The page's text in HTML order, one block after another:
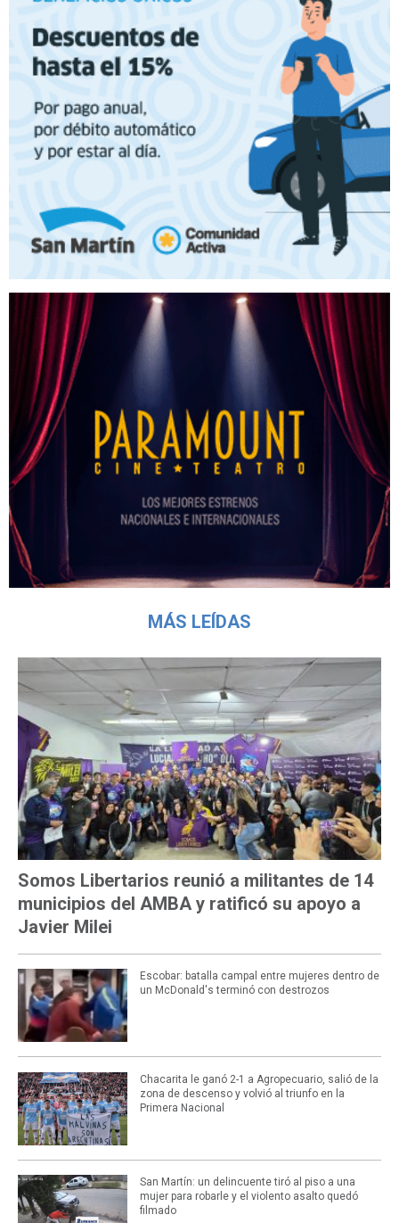
MÁS LEÍDAS
Somos Libertarios reunió a militantes de 14
municipios del AMBA y ratificó su apoyo a
Javier Milei
Escobar: batalla campal entre mujeres dentro de
un McDonald's terminó con destrozos
Chacarita le ganó 2-1 a Agropecuario, salió de la
zona de descenso y volvió al triunfo en la
Primera Nacional
San Martín: un delincuente tiró al piso a una
mujer para robarle y el violento asalto quedó
filmado